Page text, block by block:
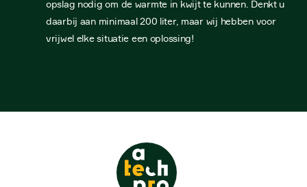
opslag nodig om de warmte in kwijt te kunnen. Denkt u
daarbij aan minimaal 200 liter, maar wij hebben voor
vrijwel elke situatie een oplossing!